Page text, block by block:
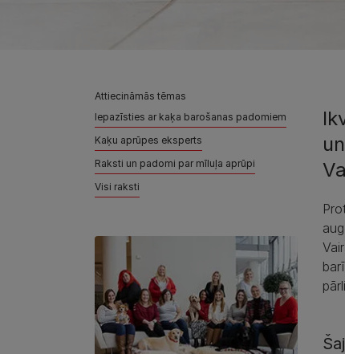
Attiecināmās tēmas
Iepazīsties ar kaķa barošanas padomiem
Kaķu aprūpes eksperts
Raksti un padomi par mīluļa aprūpi
Visi raksti